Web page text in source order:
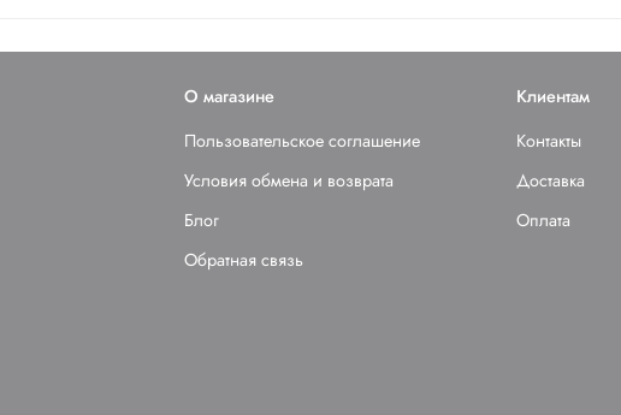
О магазине
Пользовательское соглашение
Условия обмена и возврата
Блог
Обратная связь
Клиентам
Контакты
Доставка
Оплата